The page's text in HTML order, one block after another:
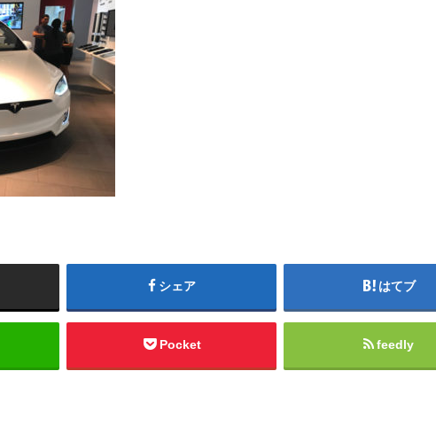
シェア はてブ
Pocket feedly